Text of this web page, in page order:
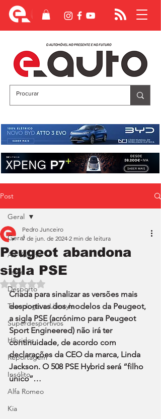
Post
Geral
Ao Volante
Teste
Desporto
Tecnologia e Lifestyle
Superdesportivos
Híbridos
Reportagem
Insólito
Alfa Romeo
Kia
Geral
Peugeot abandona
sigla PSE
Pedro Junceiro
7 de jun. de 2024 2 min de leitura
Avaliado com NaN de 5 estrelas.
Criada para sinalizar as versões mais
desportivas dos modelos da Peugeot,
a sigla PSE (acrónimo para Peugeot
Sport Engineered) não irá ter
continuidade, de acordo com
declarações da CEO da marca, Linda
Jackson. O 508 PSE Hybrid será “filho
único”…